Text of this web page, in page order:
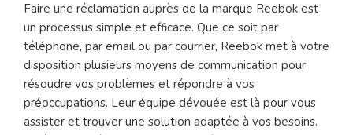
Faire une réclamation auprès de la marque Reebok est
un processus simple et efficace. Que ce soit par
téléphone, par email ou par courrier, Reebok met à votre
disposition plusieurs moyens de communication pour
résoudre vos problèmes et répondre à vos
préoccupations. Leur équipe dévouée est là pour vous
assister et trouver une solution adaptée à vos besoins.